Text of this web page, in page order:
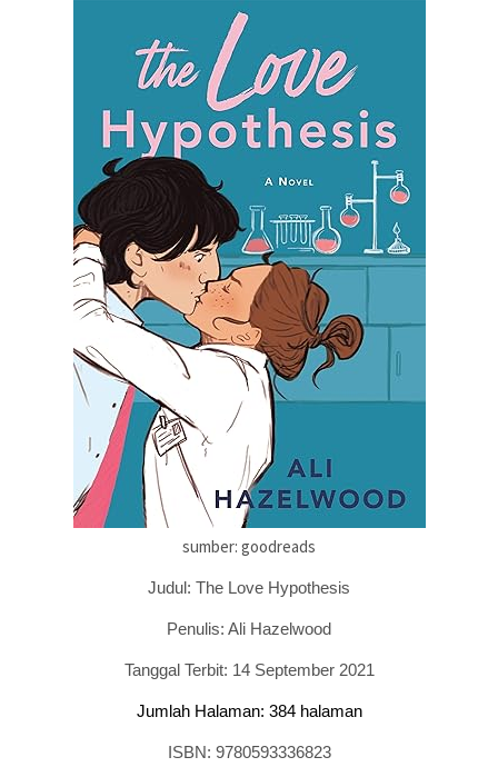
sumber: goodreads
Judul: The Love Hypothesis
Penulis: Ali Hazelwood
Tanggal Terbit: 14 September 2021
Jumlah Halaman: 384 halaman
ISBN: 9780593336823